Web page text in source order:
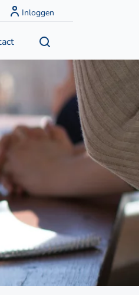
Inloggen